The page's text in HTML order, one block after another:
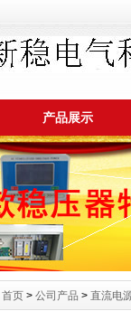
产品展示
首页 > 公司产品 > 直流电